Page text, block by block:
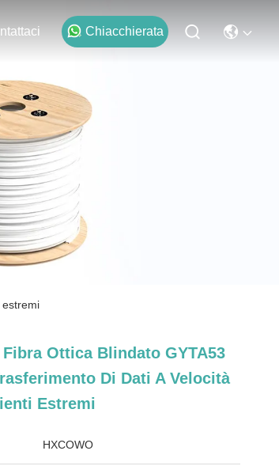
Chiacchierata
Fibra Ottica Blindato GYTA53
Di Dati A Velocità
Estremi
HXCOWO